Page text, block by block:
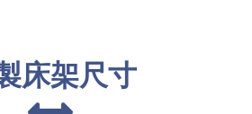
床架尺寸